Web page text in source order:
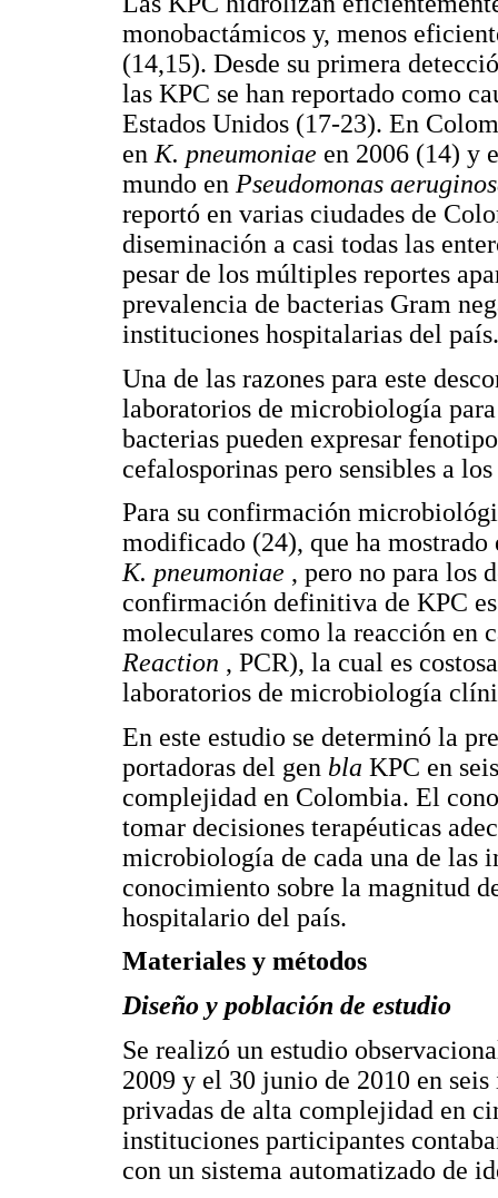
monobactámicos y, menos
(14,15). Desde su primera
las KPC se han reportado como
Estados Unidos (17-23). En
en K. pneumoniae en 2006 (14) y
mundo en Pseudomonas
reportó en varias ciudades de
diseminación a casi todas las
pesar de los múltiples reportes
prevalencia de bacterias Gram
instituciones hospitalarias del país.
Una de las razones para este
laboratorios de microbiología
bacterias pueden expresar
cefalosporinas pero sensibles a
Para su confirmación
modificado (24), que ha
K. pneumoniae , pero no para los
confirmación definitiva de KPC
moleculares como la reacción en
Reaction , PCR), la cual es
laboratorios de microbiología
En este estudio se determinó la
portadoras del gen bla KPC en
complejidad en Colombia. El
tomar decisiones terapéuticas
microbiología de cada una de las
conocimiento sobre la magnitud
hospitalario del país.
Materiales y métodos
Diseño y población de estudio
Se realizó un estudio
2009 y el 30 junio de 2010 en
privadas de alta complejidad en
instituciones participantes
con un sistema automatizado de